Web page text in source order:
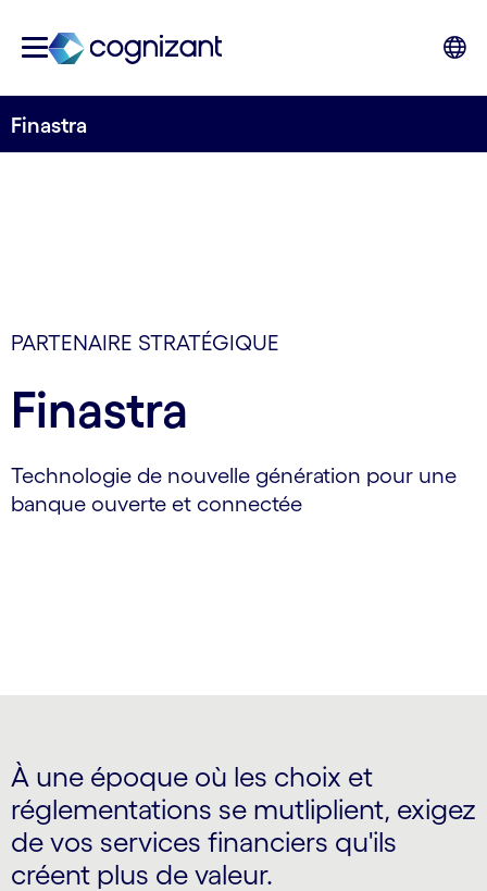
Finastra
PARTENAIRE STRATÉGIQUE
Finastra
Technologie de nouvelle génération pour une
banque ouverte et connectée
À une époque où les choix et
réglementations se mutliplient, exigez
de vos services financiers qu'ils
créent plus de valeur.